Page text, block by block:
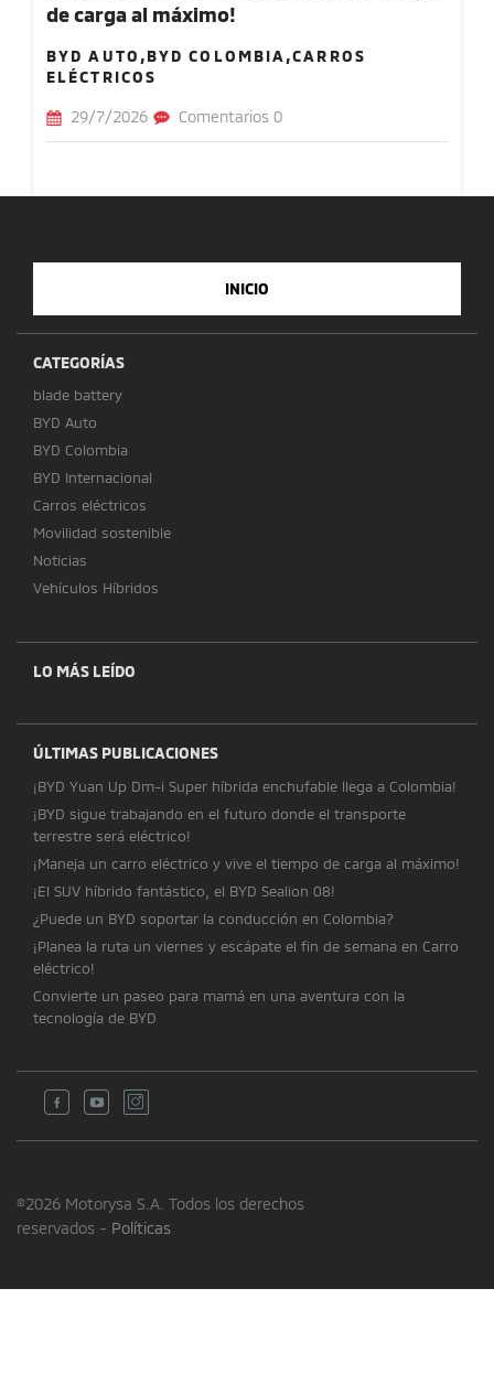
de carga al máximo!
BYD AUTO,BYD COLOMBIA,CARROS
ELÉCTRICOS
29/7/2026 Comentarios 0
INICIO
CATEGORÍAS
blade battery
BYD Auto
BYD Colombia
BYD Internacional
Carros eléctricos
Movilidad sostenible
Noticias
Vehículos Híbridos
LO MÁS LEÍDO
ÚLTIMAS PUBLICACIONES
¡BYD Yuan Up Dm-i Super híbrida enchufable llega a Colombia!
¡BYD sigue trabajando en el futuro donde el transporte
terrestre será eléctrico!
¡Maneja un carro eléctrico y vive el tiempo de carga al máximo!
¡El SUV híbrido fantástico, el BYD Sealion 08!
¿Puede un BYD soportar la conducción en Colombia?
¡Planea la ruta un viernes y escápate el fin de semana en Carro
eléctrico!
Convierte un paseo para mamá en una aventura con la
tecnología de BYD
©2026 Motorysa S.A. Todos los derechos
reservados - Políticas